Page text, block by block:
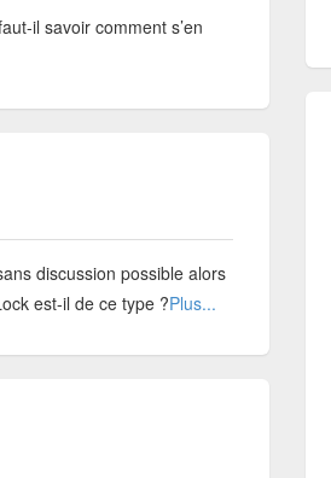
il savoir comment s’en
discussion possible alors
est-il de ce type ?Plus...